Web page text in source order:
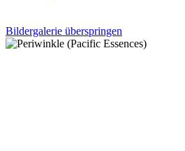
Bildergalerie überspringen